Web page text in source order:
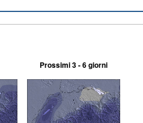
Prossimi 3 - 6 giorni